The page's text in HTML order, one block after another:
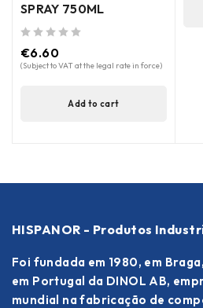
SPRAY 750ML
€6.60
(Subject to VAT at the legal rate in force)
Add to cart
HISPANOR - Produtos
Foi fundada em 1980, em
em Portugal da DINOL AB,
mundial na fabricação de